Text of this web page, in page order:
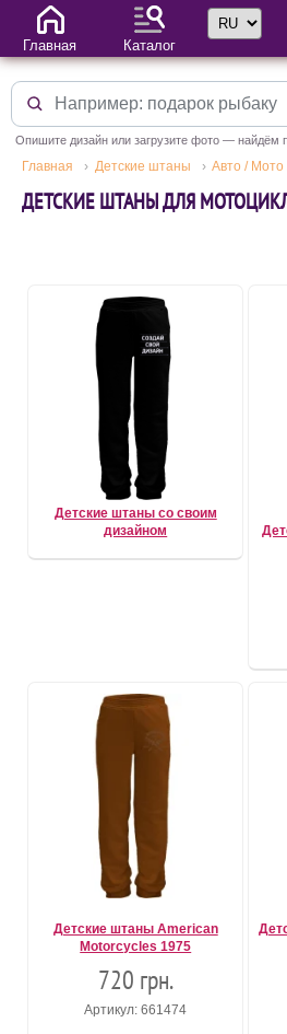
Опишите дизайн или загрузите фото — найдём
Главная Детские штаны Авто / Мото
ДЕТСКИЕ ШТАНЫ ДЛЯ
Детские штаны со своим
дизайном
Детские штаны American
Motorcycles 1975
720 грн.
Артикул: 661474
Главная Каталог
Выбор